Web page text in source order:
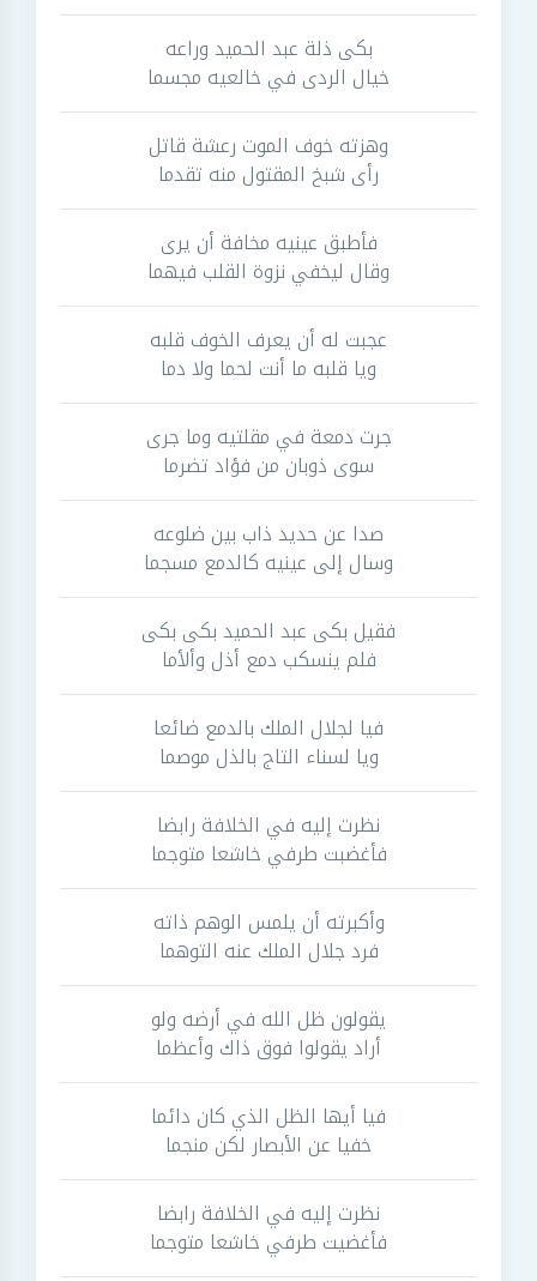
بكى ذلة عبد الحميد وراعه
خيال الردى في خالعيه مجسما
وهزته خوف الموت رعشة قاتل
رأى شبخ المقتول منه تقدما
فأطبق عينيه مخافة أن يرى
وقال ليخفي نزوة القلب فيهما
عجبت له أن يعرف الخوف قلبه
ويا قلبه ما أنت لحما ولا دما
جرت دمعة في مقلتيه وما جرى
سوى ذوبان من فؤاد تضرما
صدا عن حديد ذاب بين ضلوعه
وسال إلى عينيه كالدمع مسجما
فقيل بكى عبد الحميد بكى بكى
فلم ينسكب دمع أذل وألأما
فيا لجلال الملك بالدمع ضائعا
ويا لسناء التاج بالذل موصما
نظرت إليه في الخلافة رابضا
فأغضبت طرفي خاشعا متوجما
وأكبرته أن يلمس الوهم ذاته
فرد جلال الملك عنه التوهما
يقولون ظل الله في أرضه ولو
أراد يقولوا فوق ذاك وأعظما
فيا أيها الظل الذي كان دائما
خفيا عن الأبصار لكن منجما
نظرت إليه في الخلافة رابضا
فأغضيت طرفي خاشعا متوجما